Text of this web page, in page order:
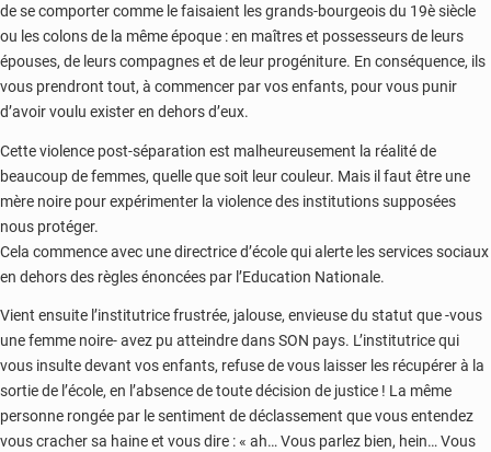
de se comporter comme le faisaient les grands-bourgeois du 19è siècle
ou les colons de la même époque : en maîtres et possesseurs de leurs
épouses, de leurs compagnes et de leur progéniture. En conséquence, ils
vous prendront tout, à commencer par vos enfants, pour vous punir
d’avoir voulu exister en dehors d’eux.
Cette violence post-séparation est malheureusement la réalité de
beaucoup de femmes, quelle que soit leur couleur. Mais il faut être une
mère noire pour expérimenter la violence des institutions supposées
nous protéger.
Cela commence avec une directrice d’école qui alerte les services sociaux
en dehors des règles énoncées par l’Education Nationale.
Vient ensuite l’institutrice frustrée, jalouse, envieuse du statut que -vous
une femme noire- avez pu atteindre dans SON pays. L’institutrice qui
vous insulte devant vos enfants, refuse de vous laisser les récupérer à la
sortie de l’école, en l’absence de toute décision de justice ! La même
personne rongée par le sentiment de déclassement que vous entendez
vous cracher sa haine et vous dire : « ah… Vous parlez bien, hein… Vous